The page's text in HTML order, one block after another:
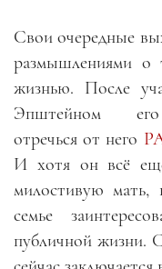
Свои очередные
размышлениями о
жизнью. После
Эпштейном его
отречься от него
И хотя он всё
милостивую мать,
семье
публичной жизни.